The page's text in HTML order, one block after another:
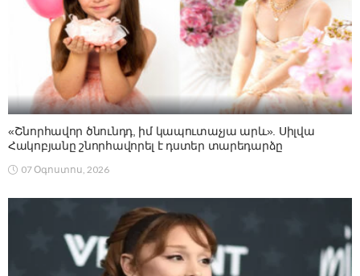
«Շնորհավոր ծնունդդ, իմ կապուտաչյա արև». Սիլվա
Հակոբյանը շնորհավորել է դստեր տարեդարձը
07 Օգոստոս, 2026